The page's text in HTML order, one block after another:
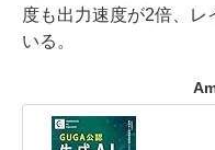
度も出力速度が2倍、レ
いる。